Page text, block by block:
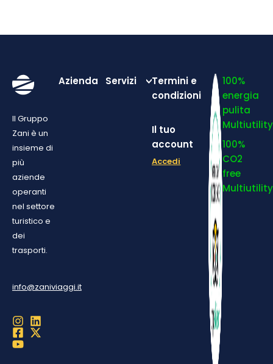
Il Gruppo
Zani è un
insieme di
più
aziende
operanti
nel settore
turistico e
dei
trasporti.
info@zaniviaggi.it
Azienda Servizi
Termini e
condizioni
Il tuo
account
Accedi
100%
energia
pulita
Multiutility
100%
CO2
free
Multiutility